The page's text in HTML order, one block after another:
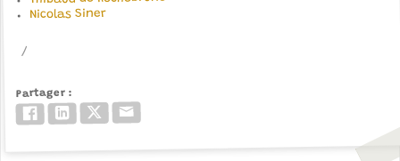
Nicolas Siner
Partager
FacebookLinkedInTwitter/X